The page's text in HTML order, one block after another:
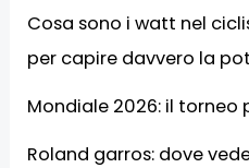
Cosa sono i watt nel
per capire davvero la
Mondiale 2026: il torneo
Roland garros: dove